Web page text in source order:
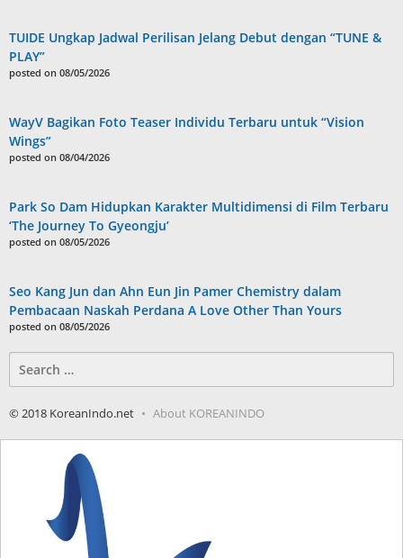
TUIDE Ungkap Jadwal Perilisan Jelang Debut dengan “TUNE &
PLAY”
posted on 08/05/2026
WayV Bagikan Foto Teaser Individu Terbaru untuk “Vision
Wings”
posted on 08/04/2026
Park So Dam Hidupkan Karakter Multidimensi di Film Terbaru
‘The Journey To Gyeongju’
posted on 08/05/2026
Seo Kang Jun dan Ahn Eun Jin Pamer Chemistry dalam
Pembacaan Naskah Perdana A Love Other Than Yours
posted on 08/05/2026
for:
© 2018 KoreanIndo.net About KOREANINDO